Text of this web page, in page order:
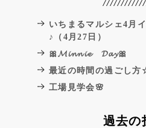
いちまるマルシェ4月
♪（4月27日）
🎀𝓜𝓲𝓷𝓷𝓲𝓮 𝓓𝓪𝔂🎀
最近の時間の過ごし
工場見学会🌸
過去の